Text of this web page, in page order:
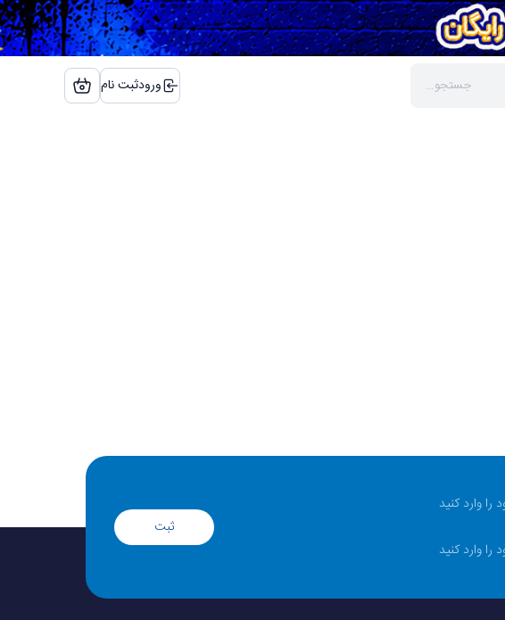
ورودثبت نام
ثبت